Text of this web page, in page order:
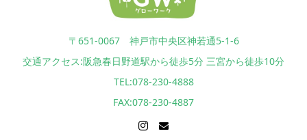
〒651-0067 神戸市中央区神若通5-1-6
交通アクセス:阪急春日野道駅から徒歩5分 三宮から徒歩10分
TEL:078-230-4888
FAX:078-230-4887